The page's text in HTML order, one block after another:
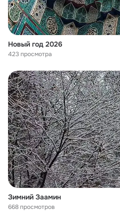
Новый год 2026
423 просмотра
Зимний Заамин
668 просмотров